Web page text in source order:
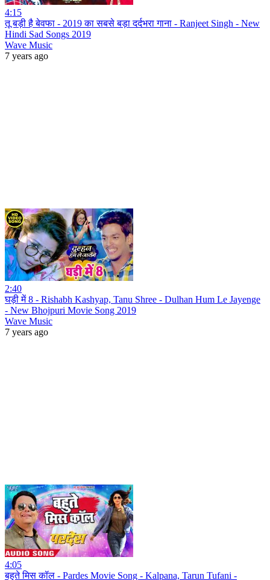
4:15
तू बड़ी है बेवफा - 2019 का सबसे बड़ा दर्दभरा गाना - Ranjeet Singh - New
Hindi Sad Songs 2019
Wave Music
7 years ago
2:40
घड़ी में 8 - Rishabh Kashyap, Tanu Shree - Dulhan Hum Le Jayenge
- New Bhojpuri Movie Song 2019
Wave Music
7 years ago
4:05
बहुते मिस कॉल - Pardes Movie Song - Kalpana, Tarun Tufani -